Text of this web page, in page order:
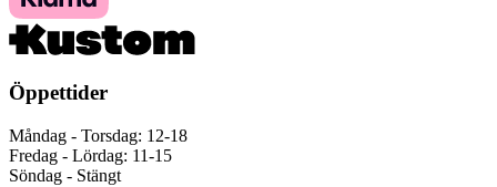
Öppettider
Måndag - Torsdag: 12-18
Fredag - Lördag: 11-15
Söndag - Stängt